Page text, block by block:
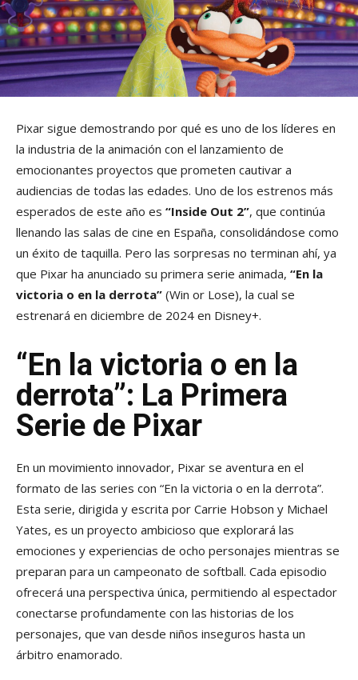
Pixar sigue demostrando por qué es uno de los líderes en
la industria de la animación con el lanzamiento de
emocionantes proyectos que prometen cautivar a
audiencias de todas las edades. Uno de los estrenos más
esperados de este año es “Inside Out 2”, que continúa
llenando las salas de cine en España, consolidándose como
un éxito de taquilla. Pero las sorpresas no terminan ahí, ya
que Pixar ha anunciado su primera serie animada, “En la
victoria o en la derrota” (Win or Lose), la cual se
estrenará en diciembre de 2024 en Disney+.
“En la victoria o en la
derrota”: La Primera
Serie de Pixar
En un movimiento innovador, Pixar se aventura en el
formato de las series con “En la victoria o en la derrota”.
Esta serie, dirigida y escrita por Carrie Hobson y Michael
Yates, es un proyecto ambicioso que explorará las
emociones y experiencias de ocho personajes mientras se
preparan para un campeonato de softball. Cada episodio
ofrecerá una perspectiva única, permitiendo al espectador
conectarse profundamente con las historias de los
personajes, que van desde niños inseguros hasta un
árbitro enamorado.